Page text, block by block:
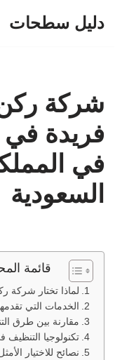
دليل سطحات
شركة
فريدة
في
السعودية
قائمة
لماذا تختار شركة
الخدمات التي
مقارنة بين طرق
تكنولوجيا
نصائح للاختيار